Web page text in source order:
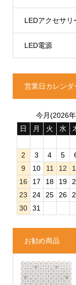
LEDアクセサリ
LED電源
営業日カレンダ
今月(2026
日
月 火 水
2
3 4 5
9
10 11 12
16
17 18 19
23
24 25 26
30
31
お勧め商品